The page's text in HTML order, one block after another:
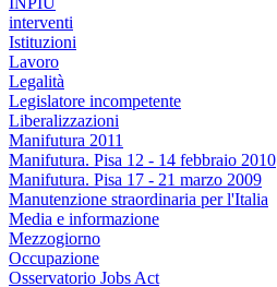
interventi
Istituzioni
Lavoro
Legalità
Legislatore incompetente
Liberalizzazioni
Manifutura 2011
Manifutura. Pisa 12 - 14 febbraio 2010
Manifutura. Pisa 17 - 21 marzo 2009
Manutenzione straordinaria per l'Italia
Media e informazione
Mezzogiorno
Occupazione
Osservatorio Jobs Act